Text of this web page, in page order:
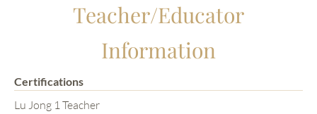
Teacher/Educator
Information
Certifications
Lu Jong 1 Teacher